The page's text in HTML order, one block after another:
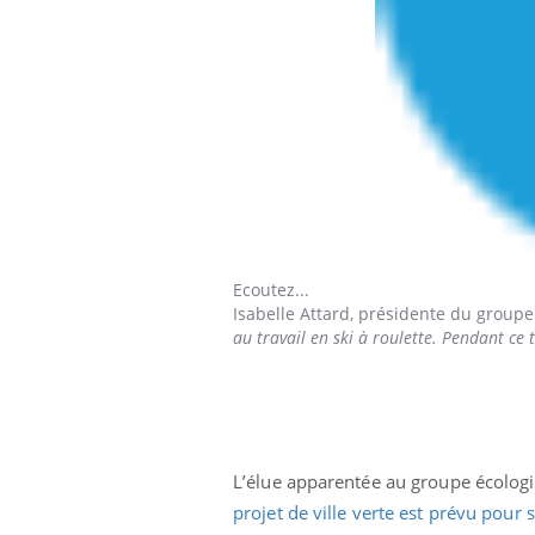
Ecoutez...
Isabelle Attard, présidente du
au travail en ski à roulette. Pendant ce
L’élue apparentée au groupe
projet de ville verte est prévu pour
Eczéma Chronique des Mains : se
L'été arrive… et avec lui, un tout nouveau